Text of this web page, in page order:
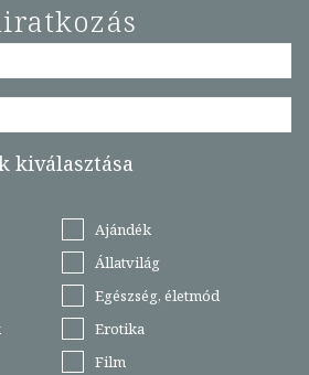
kiválasztása
Ajándék
Állatvilág
Egészség, életmód
Erotika
Film